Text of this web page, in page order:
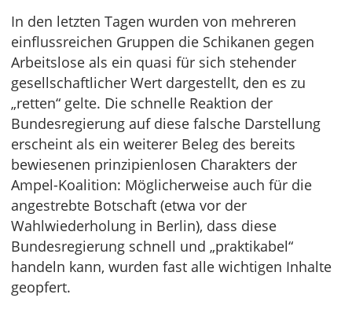
In den letzten Tagen wurden von mehreren
einflussreichen Gruppen die Schikanen gegen
Arbeitslose als ein quasi für sich stehender
gesellschaftlicher Wert dargestellt, den es zu
„retten“ gelte. Die schnelle Reaktion der
Bundesregierung auf diese falsche Darstellung
erscheint als ein weiterer Beleg des bereits
bewiesenen prinzipienlosen Charakters der
Ampel-Koalition: Möglicherweise auch für die
angestrebte Botschaft (etwa vor der
Wahlwiederholung in Berlin), dass diese
Bundesregierung schnell und „praktikabel“
handeln kann, wurden fast alle wichtigen Inhalte
geopfert.